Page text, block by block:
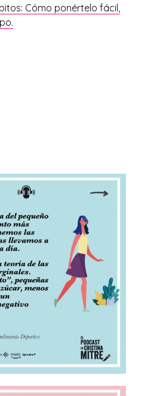
Cómo ponértelo fácil,